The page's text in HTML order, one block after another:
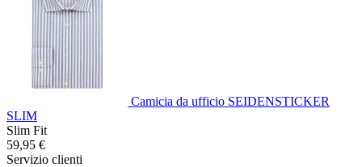
Camicia da ufficio SEIDENSTICKER
SLIM
Slim Fit
59,95 €
Servizio clienti